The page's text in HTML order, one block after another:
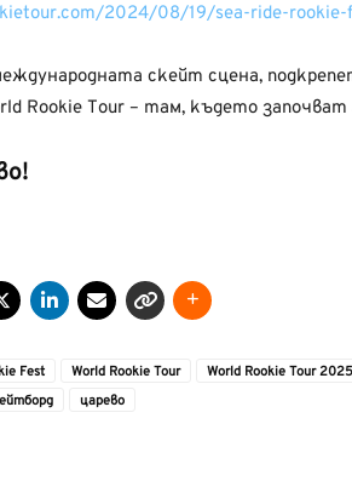
2024/08/19/sea-ride-
скейт сцена,
Rookie Tour – там, където
Fest World Rookie Tour World Rookie Tour 2025
царево